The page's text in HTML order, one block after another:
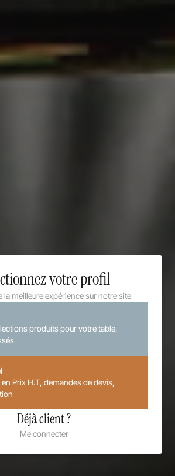
votre profil
la meilleure expérience sur notre site
produits pour votre table,
Prix H.T, demandes de devis,
Déjà client ?
Me connecter